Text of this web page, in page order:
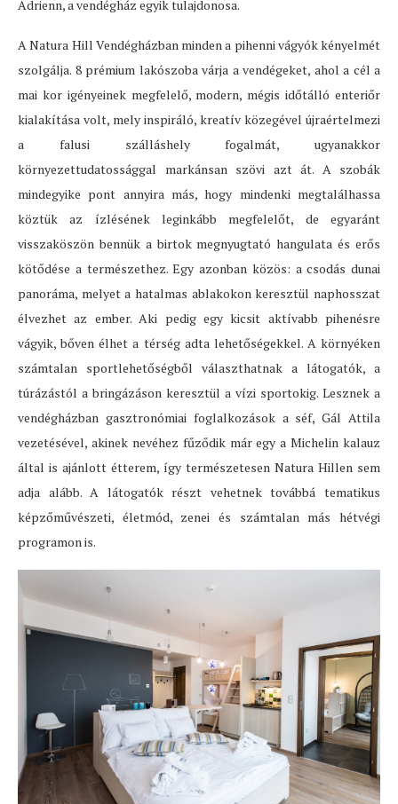
Adrienn, a vendégház egyik tulajdonosa.
A Natura Hill Vendégházban minden a pihenni vágyók kényelmét
szolgálja. 8 prémium lakószoba várja a vendégeket, ahol a cél a
mai kor igényeinek megfelelő, modern, mégis időtálló enteriőr
kialakítása volt, mely inspiráló, kreatív közegével újraértelmezi
a falusi szálláshely fogalmát, ugyanakkor
környezettudatossággal markánsan szövi azt át. A szobák
mindegyike pont annyira más, hogy mindenki megtalálhassa
köztük az ízlésének leginkább megfelelőt, de egyaránt
visszaköszön bennük a birtok megnyugtató hangulata és erős
kötődése a természethez. Egy azonban közös: a csodás dunai
panoráma, melyet a hatalmas ablakokon keresztül naphosszat
élvezhet az ember. Aki pedig egy kicsit aktívabb pihenésre
vágyik, bőven élhet a térség adta lehetőségekkel. A környéken
számtalan sportlehetőségből választhatnak a látogatók, a
túrázástól a bringázáson keresztül a vízi sportokig. Lesznek a
vendégházban gasztronómiai foglalkozások a séf, Gál Attila
vezetésével, akinek nevéhez fűződik már egy a Michelin kalauz
által is ajánlott étterem, így természetesen Natura Hillen sem
adja alább. A látogatók részt vehetnek továbbá tematikus
képzőművészeti, életmód, zenei és számtalan más hétvégi
programon is.